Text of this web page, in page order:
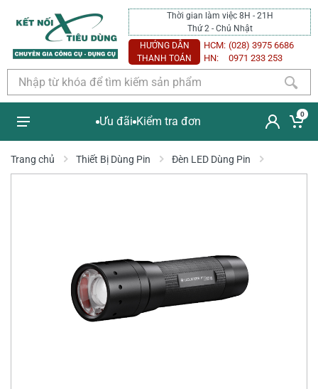
Thời gian làm việc 8H - 21H
Thứ 2 - Chủ Nhật
HƯỚNG DẪN
THANH TOÁN
HCM: (028) 3975 6686
HN:
0971 233 253
Ưu đãi Kiểm tra đơn
0
Trang chủ Thiết Bị Dùng Pin Đèn LED Dùng Pin